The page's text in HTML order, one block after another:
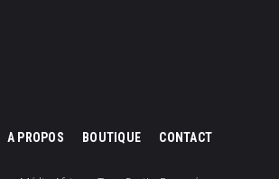
A PROPOS BOUTIQUE CONTACT